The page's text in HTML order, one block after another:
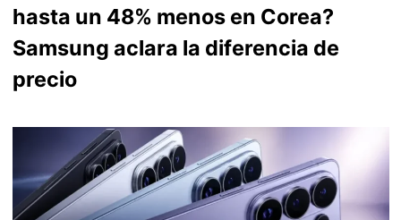
hasta un 48% menos en Corea?
Samsung aclara la diferencia de
precio